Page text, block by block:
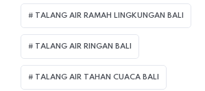
TALANG AIR RAMAH LINGKUNGAN BALI
TALANG AIR RINGAN BALI
TALANG AIR TAHAN CUACA BALI